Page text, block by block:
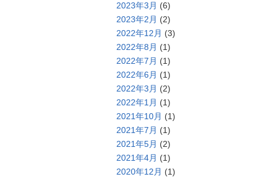
2023年3月 (6)
2023年2月 (2)
2022年12月 (3)
2022年8月 (1)
2022年7月 (1)
2022年6月 (1)
2022年3月 (2)
2022年1月 (1)
2021年10月 (1)
2021年7月 (1)
2021年5月 (2)
2021年4月 (1)
2020年12月 (1)